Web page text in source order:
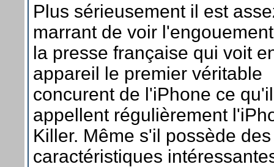
Plus sérieusement il est
marrant de voir
la presse française qui voit
appareil le premier véritable
concurent de l'iPhone ce
appellent régulièrement
Killer. Même s'il possède des
caractéristiques